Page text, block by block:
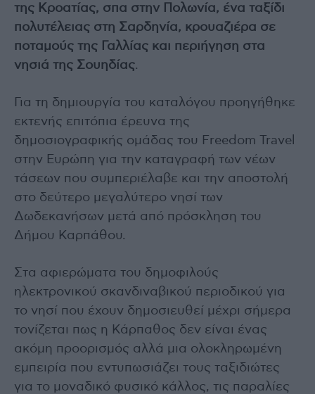
της Κροατίας, σπα στην Πολωνία, ένα ταξίδι
πολυτέλειας στη Σαρδηνία, κρουαζιέρα σε
ποταμούς της Γαλλίας και περιήγηση στα
νησιά της Σουηδίας.
Για τη δημιουργία του καταλόγου προηγήθηκε
εκτενής επιτόπια έρευνα της
δημοσιογραφικής ομάδας του Freedom Travel
στην Ευρώπη για την καταγραφή των νέων
τάσεων που συμπεριέλαβε και την αποστολή
στο δεύτερο μεγαλύτερο νησί των
Δωδεκανήσων μετά από πρόσκληση του
Δήμου Καρπάθου.
Στα αφιερώματα του δημοφιλούς
ηλεκτρονικού σκανδιναβικού περιοδικού για
το νησί που έχουν δημοσιευθεί μέχρι σήμερα
τονίζεται πως η Κάρπαθος δεν είναι ένας
ακόμη προορισμός αλλά μια ολοκληρωμένη
εμπειρία που εντυπωσιάζει τους ταξιδιώτες
για το μοναδικό φυσικό κάλλος, τις παραλίες